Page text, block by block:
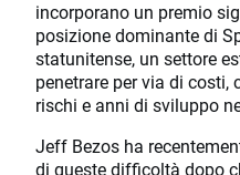
incorporano un premio
posizione dominante di
statunitense, un settore
penetrare per via di
rischi e anni di sviluppo
Jeff Bezos ha
di queste difficoltà dopo